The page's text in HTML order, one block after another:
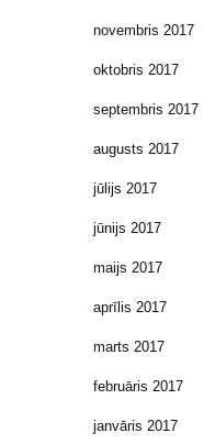
novembris 2017
oktobris 2017
septembris 2017
augusts 2017
jūlijs 2017
jūnijs 2017
maijs 2017
aprīlis 2017
marts 2017
februāris 2017
janvāris 2017